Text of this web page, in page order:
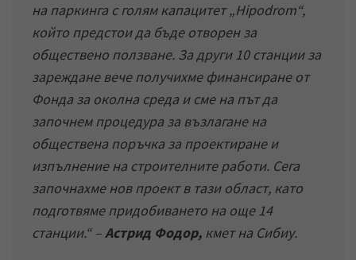
на паркинга с голям капацитет „Hipodrom“,
който предстои да бъде отворен за
обществено ползване. За други 10 станции за
зареждане вече получихме финансиране от
Фонда за околна среда и сме на път да
започнем процедура за възлагане на
обществена поръчка за проектиране и
изпълнение на строителните работи. Сега
започнахме нов проект в тази област, като
подготвяме придобиването на още 14
станции.“ –Астрид Фодор, кмет на Сибиу.